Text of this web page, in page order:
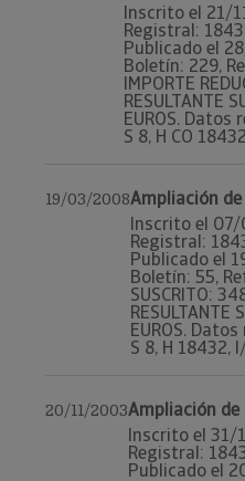
Inscrito el 21/
Registral:
Publicado el
Boletín: 229,
IMPORTE
RESULTANTE
EUROS. Datos
S 8, H CO
19/03/2008Ampliación
Inscrito el 07/
Registral:
Publicado el
Boletín: 55,
SUSCRITO:
RESULTANTE
EUROS.
S 8, H 18432,
20/11/2003Ampliación de
Inscrito el 31/
Registral:
Publicado el